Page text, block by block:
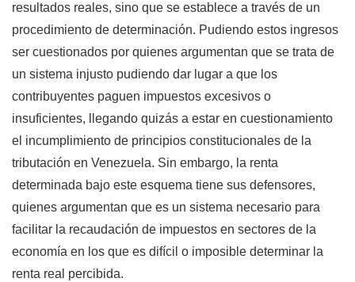
resultados reales, sino que se establece a través de un
procedimiento de determinación. Pudiendo estos ingresos
ser cuestionados por quienes argumentan que se trata de
un sistema injusto pudiendo dar lugar a que los
contribuyentes paguen impuestos excesivos o
insuficientes, llegando quizás a estar en cuestionamiento
el incumplimiento de principios constitucionales de la
tributación en Venezuela. Sin embargo, la renta
determinada bajo este esquema tiene sus defensores,
quienes argumentan que es un sistema necesario para
facilitar la recaudación de impuestos en sectores de la
economía en los que es difícil o imposible determinar la
renta real percibida.